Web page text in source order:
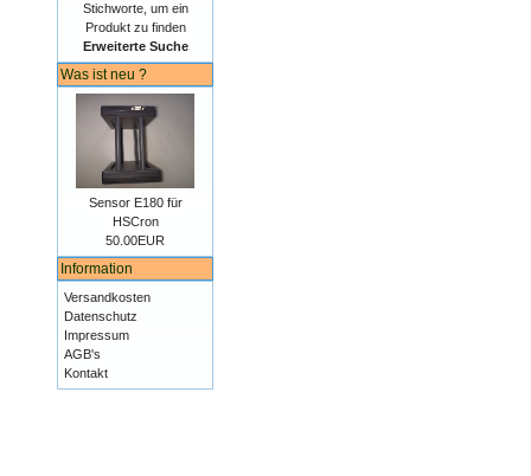
Stichworte, um ein
Produkt zu finden
Erweiterte Suche
Was ist neu ?
Sensor E180 für
HSCron
50.00EUR
Information
Versandkosten
Datenschutz
Impressum
AGB's
Kontakt